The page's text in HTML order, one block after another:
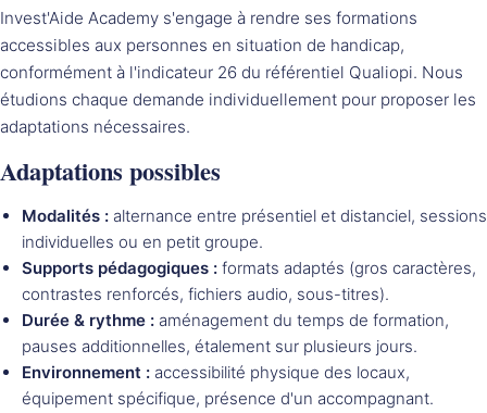
Invest'Aide Academy s'engage à rendre ses formations
accessibles aux personnes en situation de handicap,
conformément à l'indicateur 26 du référentiel Qualiopi. Nous
étudions chaque demande individuellement pour proposer les
adaptations nécessaires.
Adaptations possibles
Modalités : alternance entre présentiel et distanciel, sessions
individuelles ou en petit groupe.
Supports pédagogiques : formats adaptés (gros caractères,
contrastes renforcés, fichiers audio, sous-titres).
Durée & rythme : aménagement du temps de formation,
pauses additionnelles, étalement sur plusieurs jours.
Environnement : accessibilité physique des locaux,
équipement spécifique, présence d'un accompagnant.